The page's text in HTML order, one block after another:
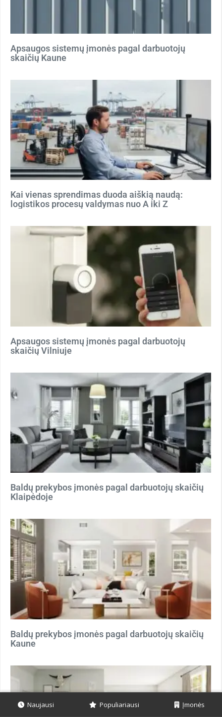
Apsaugos sistemų įmonės pagal darbuotojų
skaičių Kaune
Kai vienas sprendimas duoda aiškią naudą:
logistikos procesų valdymas nuo A iki Z
Apsaugos sistemų įmonės pagal darbuotojų
skaičių Vilniuje
Baldų prekybos įmonės pagal darbuotojų skaičių
Klaipėdoje
Baldų prekybos įmonės pagal darbuotojų skaičių
Kaune
Naujausi Populiariausi Įmonės